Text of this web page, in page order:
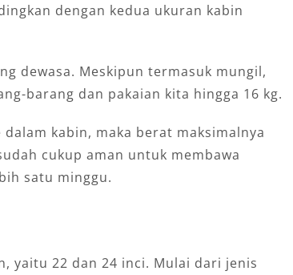
dengan kedua ukuran kabin
dewasa. Meskipun termasuk mungil,
barang dan pakaian kita hingga 16 kg.
kabin, maka berat maksimalnya
cukup aman untuk membawa
satu minggu.
yaitu 22 dan 24 inci. Mulai dari jenis